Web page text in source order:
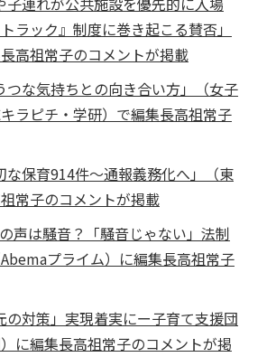
ラック』制度に巻き起こる賛否」
長高祖常子のコメントが掲載
つな気持ちとの向き合い方」（女子
ラピチ・学研）で編集長高祖常子
な保育914件～通報義務化へ」（東
常子のコメントが掲載
の声は騒音？「騒音じゃない」法制
プライム）に編集長高祖常子
の対策」実現着実にー子育て支援団
に編集長高祖常子のコメントが掲